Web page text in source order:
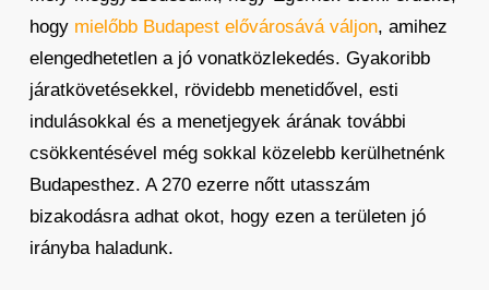
hogy mielőbb Budapest elővárosává váljon, amihez
elengedhetetlen a jó vonatközlekedés. Gyakoribb
járatkövetésekkel, rövidebb menetidővel, esti
indulásokkal és a menetjegyek árának további
csökkentésével még sokkal közelebb kerülhetnénk
Budapesthez. A 270 ezerre nőtt utasszám
bizakodásra adhat okot, hogy ezen a területen jó
irányba haladunk.